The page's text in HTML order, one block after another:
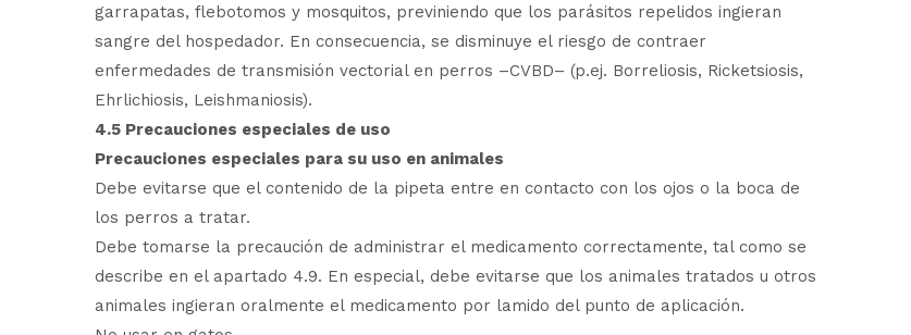
garrapatas, flebotomos y mosquitos, previniendo que los parásitos repelidos ingieran
sangre del hospedador. En consecuencia, se disminuye el riesgo de contraer
enfermedades de transmisión vectorial en perros –CVBD– (p.ej. Borreliosis, Ricketsiosis,
Ehrlichiosis, Leishmaniosis).
4.5 Precauciones especiales de uso
Precauciones especiales para su uso en animales
Debe evitarse que el contenido de la pipeta entre en contacto con los ojos o la boca de
los perros a tratar.
Debe tomarse la precaución de administrar el medicamento correctamente, tal como se
describe en el apartado 4.9. En especial, debe evitarse que los animales tratados u otros
animales ingieran oralmente el medicamento por lamido del punto de aplicación.